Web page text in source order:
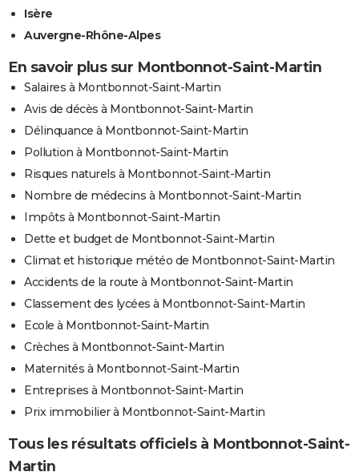
Isère
Auvergne-Rhône-Alpes
En savoir plus sur Montbonnot-Saint-Martin
Salaires à Montbonnot-Saint-Martin
Avis de décès à Montbonnot-Saint-Martin
Délinquance à Montbonnot-Saint-Martin
Pollution à Montbonnot-Saint-Martin
Risques naturels à Montbonnot-Saint-Martin
Nombre de médecins à Montbonnot-Saint-Martin
Impôts à Montbonnot-Saint-Martin
Dette et budget de Montbonnot-Saint-Martin
Climat et historique météo de Montbonnot-Saint-Martin
Accidents de la route à Montbonnot-Saint-Martin
Classement des lycées à Montbonnot-Saint-Martin
Ecole à Montbonnot-Saint-Martin
Crèches à Montbonnot-Saint-Martin
Maternités à Montbonnot-Saint-Martin
Entreprises à Montbonnot-Saint-Martin
Prix immobilier à Montbonnot-Saint-Martin
Tous les résultats officiels à Montbonnot-Saint-
Martin